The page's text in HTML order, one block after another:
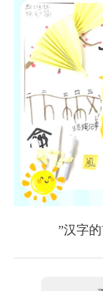
”汉字